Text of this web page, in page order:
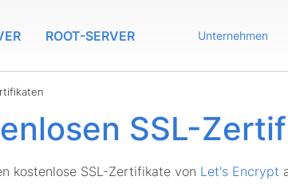
ROOT-SERVER Unternehmen
SSL-
kostenlose SSL-Zertifikate von Let's Encrypt